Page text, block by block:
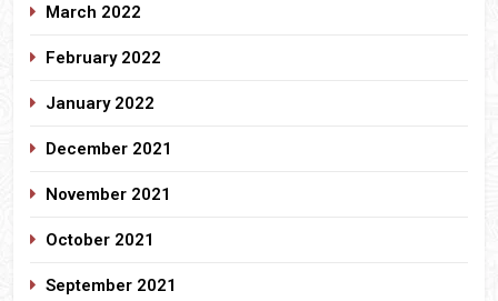
March 2022
February 2022
January 2022
December 2021
November 2021
October 2021
September 2021